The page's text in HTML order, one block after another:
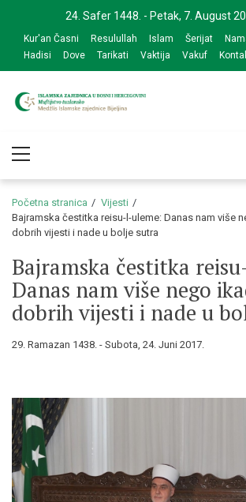
navigation
content
24. Safer 1448. - Petak, 7. August
Kur'an Časni Resulullah Islam Šerijat
Hadisi
Dove Tarikati Vaktija Vakuf
zajednice
Menu
Početna stranica
Vijesti
Bajramska čestitka reisu-l-uleme: Danas nam više
dobrih vijesti i nade u bolje sutra
Bajramska čestitka
Danas nam više nego
dobrih vijesti i nade u
29. Ramazan 1438. - Subota, 24. Juni 2017.